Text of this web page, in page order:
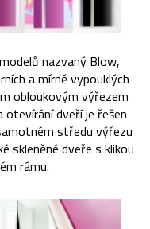
nazvaný Blow,
a mírně vypouklých
obloukovým výřezem
otevírání dveří je řešen
středu výřezu
skleněné dveře s klikou
rámu.